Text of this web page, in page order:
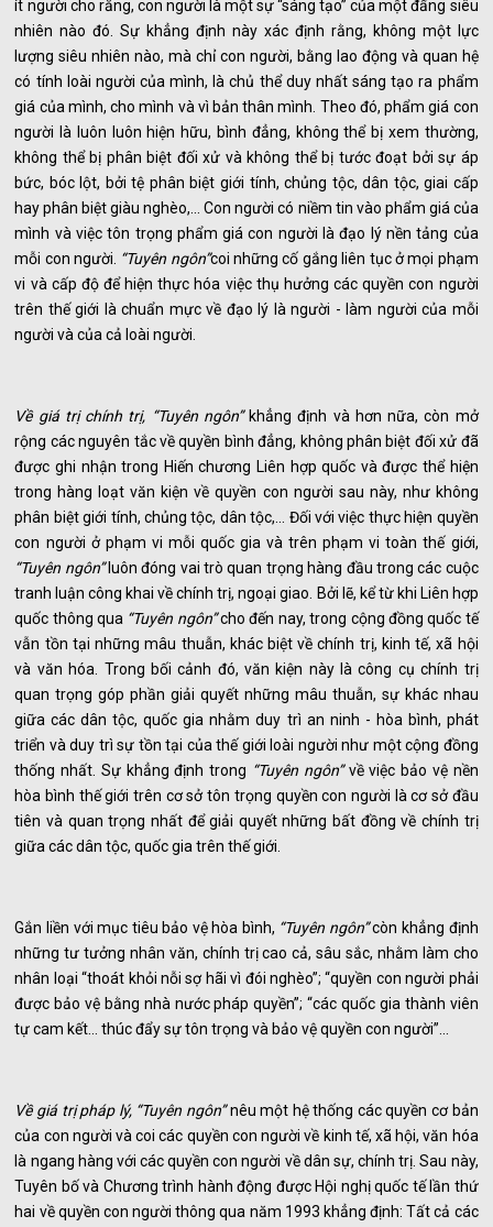
ít người cho rằng, con người là một sự “sáng tạo” của một đấng siêu
nhiên nào đó. Sự khẳng định này xác định rằng, không một lực
lượng siêu nhiên nào, mà chỉ con người, bằng lao động và quan hệ
có tính loài người của mình, là chủ thể duy nhất sáng tạo ra phẩm
giá của mình, cho mình và vì bản thân mình. Theo đó, phẩm giá con
người là luôn luôn hiện hữu, bình đẳng, không thể bị xem thường,
không thể bị phân biệt đối xử và không thể bị tước đoạt bởi sự áp
bức, bóc lột, bởi tệ phân biệt giới tính, chủng tộc, dân tộc, giai cấp
hay phân biệt giàu nghèo,... Con người có niềm tin vào phẩm giá của
mình và việc tôn trọng phẩm giá con người là đạo lý nền tảng của
mỗi con người. “Tuyên ngôn”coi những cố gắng liên tục ở mọi phạm
vi và cấp độ để hiện thực hóa việc thụ hưởng các quyền con người
trên thế giới là chuẩn mực về đạo lý là người - làm người của mỗi
người và của cả loài người.
Về giá trị chính trị, “Tuyên ngôn”khẳng định và hơn nữa, còn mở
rộng các nguyên tắc về quyền bình đẳng, không phân biệt đối xử đã
được ghi nhận trong Hiến chương Liên hợp quốc và được thể hiện
trong hàng loạt văn kiện về quyền con người sau này, như không
phân biệt giới tính, chủng tộc, dân tộc,... Đối với việc thực hiện quyền
con người ở phạm vi mỗi quốc gia và trên phạm vi toàn thế giới,
“Tuyên ngôn”luôn đóng vai trò quan trọng hàng đầu trong các cuộc
tranh luận công khai về chính trị, ngoại giao. Bởi lẽ, kể từ khi Liên hợp
quốc thông qua “Tuyên ngôn”cho đến nay, trong cộng đồng quốc tế
vẫn tồn tại những mâu thuẫn, khác biệt về chính trị, kinh tế, xã hội
và văn hóa. Trong bối cảnh đó, văn kiện này là công cụ chính trị
quan trọng góp phần giải quyết những mâu thuẫn, sự khác nhau
giữa các dân tộc, quốc gia nhằm duy trì an ninh - hòa bình, phát
triển và duy trì sự tồn tại của thế giới loài người như một cộng đồng
thống nhất. Sự khẳng định trong “Tuyên ngôn”về việc bảo vệ nền
hòa bình thế giới trên cơ sở tôn trọng quyền con người là cơ sở đầu
tiên và quan trọng nhất để giải quyết những bất đồng về chính trị
giữa các dân tộc, quốc gia trên thế giới.
Gắn liền với mục tiêu bảo vệ hòa bình, “Tuyên ngôn”còn khẳng định
những tư tưởng nhân văn, chính trị cao cả, sâu sắc, nhằm làm cho
nhân loại “thoát khỏi nỗi sợ hãi vì đói nghèo”; “quyền con người phải
được bảo vệ bằng nhà nước pháp quyền”; “các quốc gia thành viên
tự cam kết... thúc đẩy sự tôn trọng và bảo vệ quyền con người”...
Về giá trị pháp lý, “Tuyên ngôn”nêu một hệ thống các quyền cơ bản
của con người và coi các quyền con người về kinh tế, xã hội, văn hóa
là ngang hàng với các quyền con người về dân sự, chính trị. Sau này,
Tuyên bố và Chương trình hành động được Hội nghị quốc tế lần thứ
hai về quyền con người thông qua năm 1993 khẳng định: Tất cả các